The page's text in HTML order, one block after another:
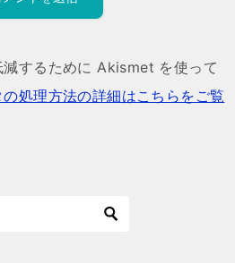
減するために Akismet を使って
処理方法の詳細はこちらをご覧